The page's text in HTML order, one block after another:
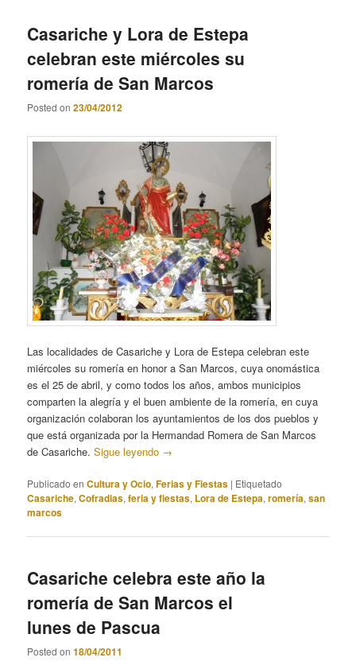
Casariche y Lora de Estepa
celebran este miércoles su
romería de San Marcos
Posted on23/04/2012
Las localidades de Casariche y Lora de Estepa celebran este
miércoles su romería en honor a San Marcos, cuya onomástica
es el 25 de abril, y como todos los años, ambos municipios
comparten la alegría y el buen ambiente de la romería, en cuya
organización colaboran los ayuntamientos de los dos pueblos y
que está organizada por la Hermandad Romera de San Marcos
de Casariche.Sigue leyendo →
Publicado en Cultura y Ocio,Ferias y Fiestas | Etiquetado
Casariche,Cofradias,feria y fiestas, Lora de Estepa,romería,san
marcos
Casariche celebra este año la
romería de San Marcos el
lunes de Pascua
Posted on18/04/2011